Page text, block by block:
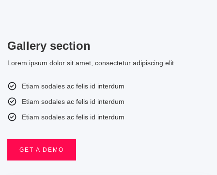
Gallery section
Lorem ipsum dolor sit amet, consectetur adipiscing elit.
Etiam sodales ac felis id interdum
Etiam sodales ac felis id interdum
Etiam sodales ac felis id interdum
GET A DEMO